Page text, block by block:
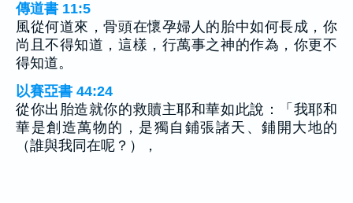
傳道書 11:5
風從何道來，骨頭在懷孕婦人的胎中如何長成，你
尚且不得知道，這樣，行萬事之神的作為，你更不
得知道。
以賽亞書 44:24
從你出胎造就你的救贖主耶和華如此說：「我耶和
華是創造萬物的，是獨自鋪張諸天、鋪開大地的
（誰與我同在呢？），